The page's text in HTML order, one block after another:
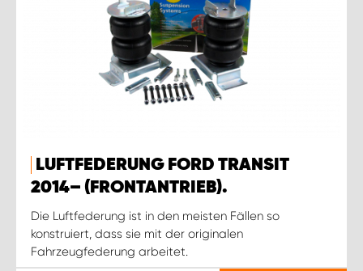
LUFTFEDERUNG FORD TRANSIT
2014– (FRONTANTRIEB).
Die Luftfederung ist in den meisten Fällen so
konstruiert, dass sie mit der originalen
Fahrzeugfederung arbeitet.